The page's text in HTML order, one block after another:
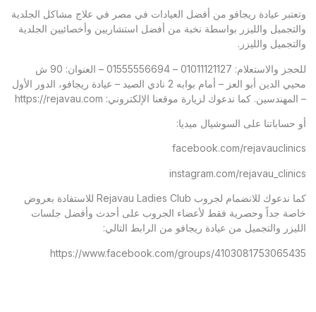
وتعتبر عيادة ريجافو من أفضل العيادات في مصر في علاج مشاكل الجلدية
والتجميل والليزر بواسطة نخبة من أفضل استشاريين وأخصائيين الجلدية
والتجميل والليزر.
للحجز والاستعلام: 01011121127 – 01555556694 – العنوان: 90 ش
محيي الدين أبو العز – أمام بوابه 2 نادي الصيد – عيادة ريجافو، الدور الأول
– المهندسين. كما ندعوك لزيارة موقعنا الإلكتروني: https://rejavau.com
أو حساباتنا على السوشيال ميديا:
facebook.com/rejavauclinics
instagram.com/rejavau_clinics
كما ندعوك للانضمام لجروب Rejavau Ladies Club للاستفادة بعروض
خاصة جداً وحصرية فقط لأعضاء الجروب على أحدث وأفضل جلسات
الليزر والتجميل من عيادة ريجافو من الرابط التالي:
https://www.facebook.com/groups/4103081753065435